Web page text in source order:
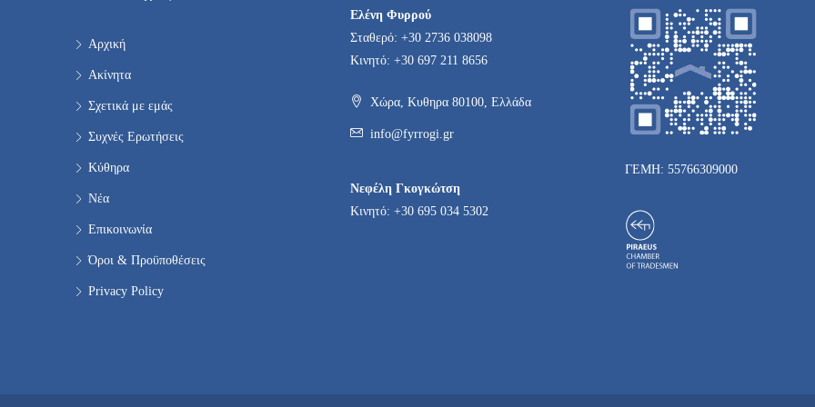
Αρχική
Ακίνητα
Σχετικά με εμάς
Συχνές Ερωτήσεις
Κύθηρα
Νέα
Επικοινωνία
Όροι & Προϋποθέσεις
Privacy Policy
Ελένη Φυρρού
Σταθερό: +30 2736 038098
Κινητό: +30 697 211 8656
Χώρα, Κυθηρα 80100, Ελλάδα
info@fyrrogi.gr
Νεφέλη Γκογκώτση
Κινητό: +30 695 034 5302
ΓΕΜΗ: 55766309000